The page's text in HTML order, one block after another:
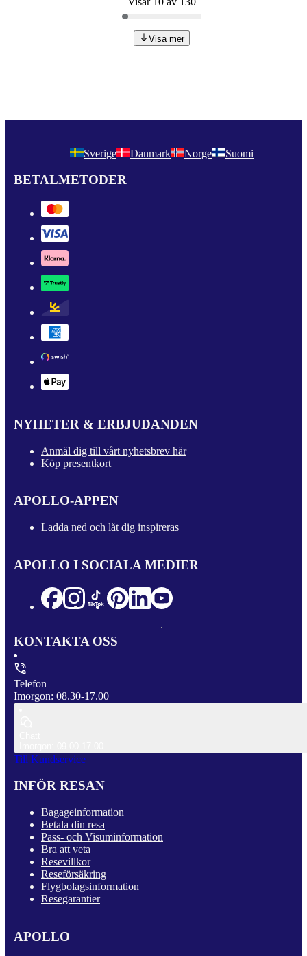
Visa mer
Sverige Danmark Norge Suomi
BETALMETODER
NYHETER & ERBJUDANDEN
Anmäl dig till vårt nyhetsbrev här
Köp presentkort
APOLLO-APPEN
Ladda ned och låt dig inspireras
APOLLO I SOCIALA MEDIER
KONTAKTA OSS
Telefon
Imorgon: 08.30-17.00
Till Kundservice
INFÖR RESAN
Bagageinformation
Betala din resa
Pass- och Visuminformation
Bra att veta
Resevillkor
Reseförsäkring
Flygbolagsinformation
Resegarantier
APOLLO